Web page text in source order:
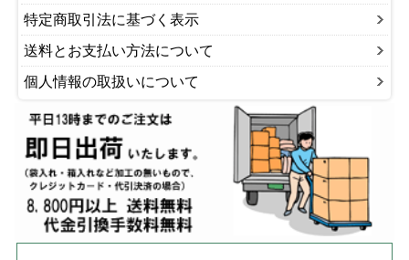
特定商取引法に基づく表示
送料とお支払い方法について
個人情報の取扱いについて